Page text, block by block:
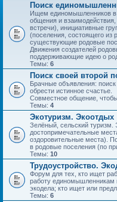
Поиск
Ищем единомышленников в
общения и
встречи), инициативные
(поселения, состоящего
существующие родовые
Движения создателей
поддерживающие идею о
Темы: 6
Поиск своей второй
Брачные объявления:
обрести истинное счастье.
Совместное общение, чтобы
Темы: 4
Экотуризм. Экоотдых
Зелёный, сельский туризм.
достопримечательные
оздоровительные места).
в родовые поселения (по
Темы: 10
Трудоустройство.
Форум для тех, кто ищет
работу единомышленникам
экодела; кто ищет или
Темы: 6